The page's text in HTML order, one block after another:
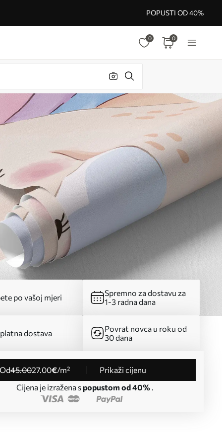
POPUSTI OD 40%
0 0
po vašoj mjeri
Spremno za dostavu za
1-3 radna dana
dostava
Povrat novca u roku od
30 dana
od45.0027.00€/m²
Prikaži cijenu
Cijena je izražena s popustom od 40%.